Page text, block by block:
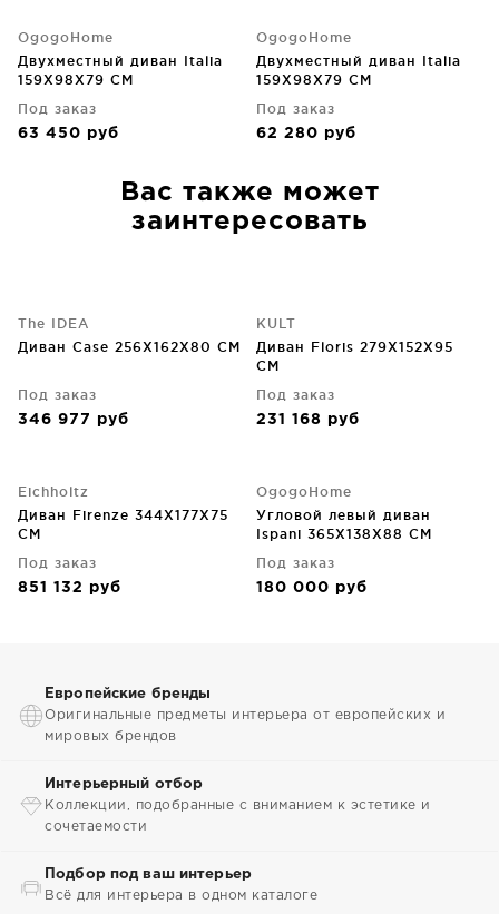
OgogoHome
Двухместный диван Italia
159X98X79 CM
Под заказ
63 450 руб
OgogoHome
Двухместный диван Italia
159X98X79 CM
Под заказ
62 280 руб
Вас также может
заинтересовать
The IDEA
Диван Case 256X162X80 CM
Под заказ
346 977 руб
KULT
Диван Floris 279X152X95
CM
Под заказ
231 168 руб
Eichholtz
Диван Firenze 344X177X75
CM
Под заказ
851 132 руб
OgogoHome
Угловой левый диван
Ispani 365X138X88 CM
Под заказ
180 000 руб
Европейские бренды
Оригинальные предметы интерьера от европейских и
мировых брендов
Интерьерный отбор
Коллекции, подобранные с вниманием к эстетике и
сочетаемости
Подбор под ваш интерьер
Всё для интерьера в одном каталоге